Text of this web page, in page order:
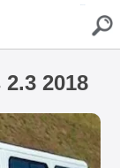
2018